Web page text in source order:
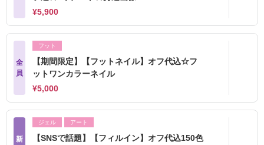
¥5,900
全
員
フット
【期間限定】【フットネイル】オフ代込☆フ
ットワンカラーネイル
¥5,000
新
ジェル アート
【SNSで話題】【フィルイン】オフ代込150色